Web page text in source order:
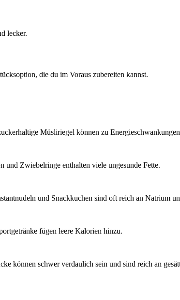
lecker.
die du im Voraus zubereiten kannst.
Müsliriegel können zu
und Zwiebelringe enthalten viele ungesunde Fette.
und Snackkuchen sind oft reich an Natrium
fügen leere Kalorien hinzu.
können schwer verdaulich sein und sind reich an